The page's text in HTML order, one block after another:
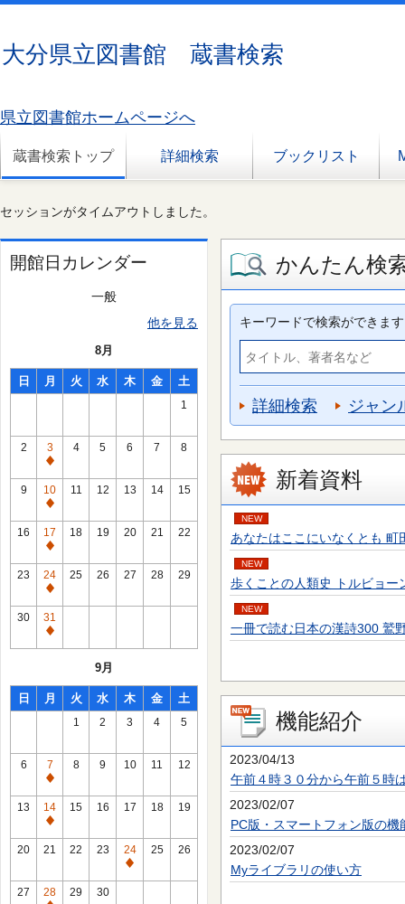
大分県立図書館 蔵書検索
県立図書館ホームページへ
蔵書検索トップ 詳細検索 ブックリスト
セッションがタイムアウトしました。
開館日カレンダー
一般
他を見る
8月
日 月 火 水 木 金 土
1
2
3
通
常
休
館
日
4 5 6 7 8
9
10
通
常
休
館
日
11 12 13 14 15
16
17
通
常
休
館
日
18 19 20 21 22
23
24
通
常
休
館
25 26 27 28 29
30
31
通
館
日
9月
日 月 火 水 木 金 土
1 2 3 4 5
6
7
通
常
休
館
8 9 10 11 12
13
14
通
常
館
日
15 16 17 18 19
20 21 22 23
24
通
25 26
27
28
29 30
かんたん検
キーワードで検索ができます
詳細検索 ジャン
新着資料
NEW
あなたはここにいなくとも
NEW
歩くことの人類史 トルビョ
NEW
一冊で読む日本の漢詩300 鷲
機能紹介
2023/04/13
午前４時３０分から午前５時
2023/02/07
PC版・スマートフォン版の機
2023/02/07
Myライブラリの使い方